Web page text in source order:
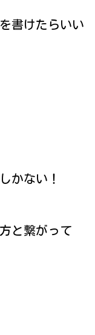
書けたらいい
かない！
と繋がって